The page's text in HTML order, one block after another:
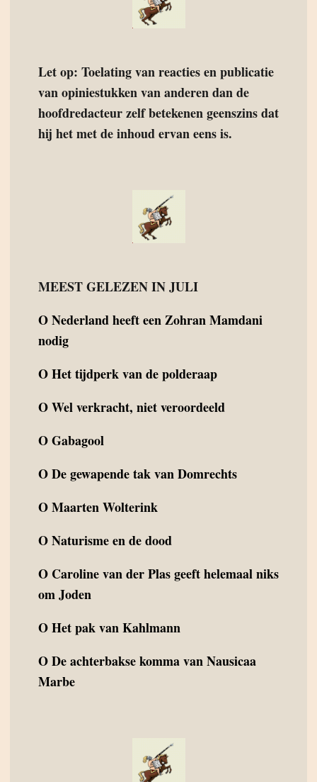
Let op: Toelating van reacties en publicatie
van opiniestukken van anderen dan de
hoofdredacteur zelf betekenen geenszins dat
hij het met de inhoud ervan eens is.
MEEST GELEZEN IN JULI
ONederland heeft een Zohran Mamdani
nodig
OHet tijdperk van de polderaap
OWel verkracht, niet veroordeeld
OGabagool
ODe gewapende tak van Domrechts
OMaarten Wolterink
ONaturisme en de dood
O Caroline van der Plas geeft helemaal niks
om Joden
OHet pak van Kahlmann
ODe achterbakse komma van Nausicaa
Marbe